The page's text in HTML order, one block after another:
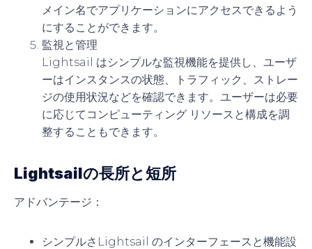
メイン名でアプリケーションにアクセスできるよう
にすることができます。
監視と管理
Lightsail はシンプルな監視機能を提供し、ユーザ
ーはインスタンスの状態、トラフィック、ストレー
ジの使用状況などを確認できます。ユーザーは必要
に応じてコンピューティング リソースと構成を調
整することもできます。
Lightsailの長所と短所
アドバンテージ：
シンプルさ Lightsail のインターフェースと機能設